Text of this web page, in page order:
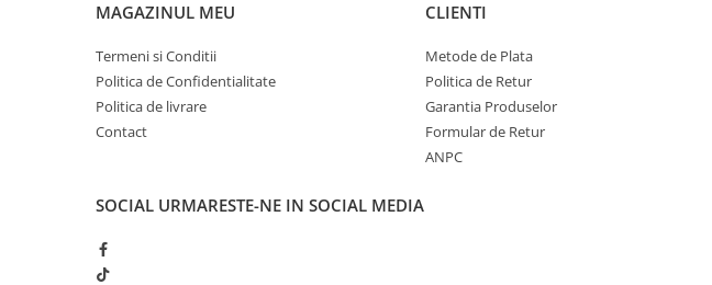
MAGAZINUL MEU
Termeni si Conditii
Politica de Confidentialitate
Politica de livrare
Contact
CLIENTI
Metode de Plata
Politica de Retur
Garantia Produselor
Formular de Retur
ANPC
SOCIAL URMARESTE-NE IN SOCIAL MEDIA